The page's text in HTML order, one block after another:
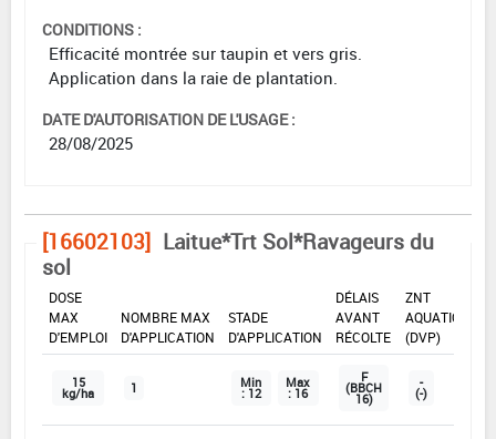
CONDITIONS :
Efficacité montrée sur taupin et vers gris.
Application dans la raie de plantation.
DATE D'AUTORISATION DE L'USAGE :
28/08/2025
[16602103] Laitue*Trt Sol*Ravageurs du
sol
DOSE
MAX
D'EMPLOI
NOMBRE MAX
D'APPLICATION
STADE
D'APPLICATION
DÉLAIS
AVANT
RÉCOLTE
ZNT
AQUATIQUE
(DVP)
15
kg/ha 1 Min
: 12
Max
: 16
F
(BBCH
16)
-
(-)